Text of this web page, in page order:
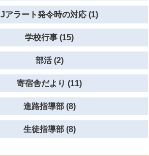
Jアラート発令時の対応 (1)
学校行事 (15)
部活 (2)
寄宿舎だより (11)
進路指導部 (8)
生徒指導部 (8)